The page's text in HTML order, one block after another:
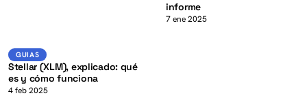
informe
7 ene 2025
GUIAS K
GUIAS
Stellar (XLM), explicado: qué
es y cómo funciona
4 feb 2025